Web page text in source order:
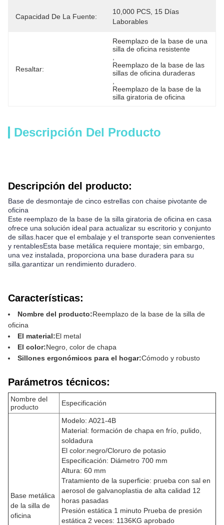
Capacidad De La Fuente:
10,000 PCS, 15 Días
Laborables
Resaltar:
Reemplazo de la base de una
silla de oficina resistente
Reemplazo de la base de las
sillas de oficina duraderas
Reemplazo de la base de la
silla giratoria de oficina
Descripción Del Producto
Descripción del producto:
Base de desmontaje de cinco estrellas con chaise pivotante de
oficina
Este reemplazo de la base de la silla giratoria de oficina en casa
ofrece una solución ideal para actualizar su escritorio y conjunto
de sillas.hacer que el embalaje y el transporte sean convenientes
y rentablesEsta base metálica requiere montaje; sin embargo,
una vez instalada, proporciona una base duradera para su
silla.garantizar un rendimiento duradero.
Características:
Nombre del producto:Reemplazo de la base de la silla de
oficina
El material:El metal
El color:Negro, color de chapa
Sillones ergonómicos para el hogar:Cómodo y robusto
Parámetros técnicos:
Nombre del
producto
Especificación
Base metálica
de la silla de
oficina
Modelo: A021-4B
Material: formación de chapa en frío, pulido,
soldadura
El color:negro/Cloruro de potasio
Especificación: Diámetro 700 mm
Altura: 60 mm
Tratamiento de la superficie: prueba con sal en
aerosol de galvanoplastia de alta calidad 12
horas pasadas
Presión estática 1 minuto Prueba de presión
estática 2 veces: 1136KG aprobado